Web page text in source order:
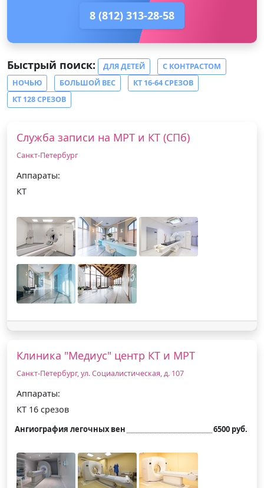
8 (812) 313-28-58
Быстрый поиск: ДЛЯ ДЕТЕЙ
С КОНТРАСТОМ
НОЧЬЮ
БОЛЬШОЙ ВЕС
КТ 16-64 СРЕЗОВ
КТ 128 СРЕЗОВ
Служба записи на МРТ и КТ (СПб)
Санкт-Петербург
Аппараты:
КТ
Клиника "Медиус" центр КТ и МРТ
Санкт-Петербург, ул. Социалистическая, д. 107
Аппараты:
КТ 16 срезов
Ангиография легочных вен 6500 руб.